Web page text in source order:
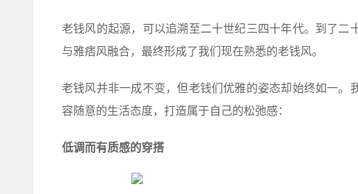
老钱风的起源，可以追溯至二十世纪三四十年代。到了
与雅痞风融合，最终形成了我们现在熟悉的老钱风。
老钱风并非一成不变，但老钱们优雅的姿态却始终如一
容随意的生活态度，打造属于自己的松弛感：
低调而有质感的穿搭